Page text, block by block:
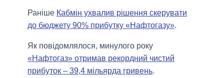
Раніше Кабмін ухвалив рішення скерувати
до бюджету 90% прибутку «Нафтогазу».
Як повідомлялося, минулого року
«Нафтогаз» отримав рекордний чистий
прибуток – 39,4 мільярда гривень.